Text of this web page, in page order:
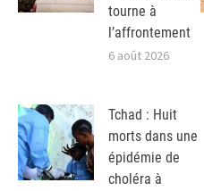
tourne à
l’affrontement
6 août 2026
Tchad : Huit
morts dans une
épidémie de
choléra à